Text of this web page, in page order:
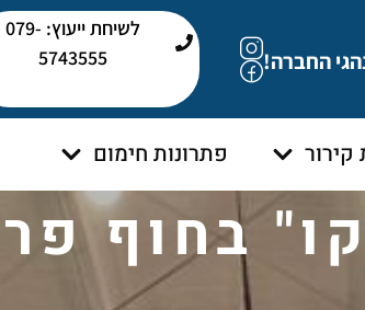
החברה!
לשיחת ייעוץ: 079-
5743555
פתרונות חימום
בחוף